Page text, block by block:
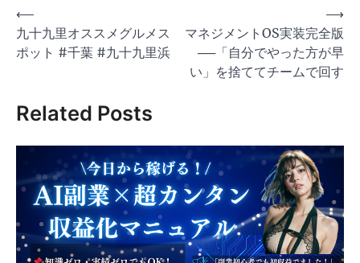
投
稿
ナ
ゲ
ー
ョ
ン
⟵
九十九里オススメグルメス
ポット #千葉 #九十九里浜
マネジメントOS実装完全版
──「自分でやった方が早
い」を捨ててチームで回す
⟶
Related Posts